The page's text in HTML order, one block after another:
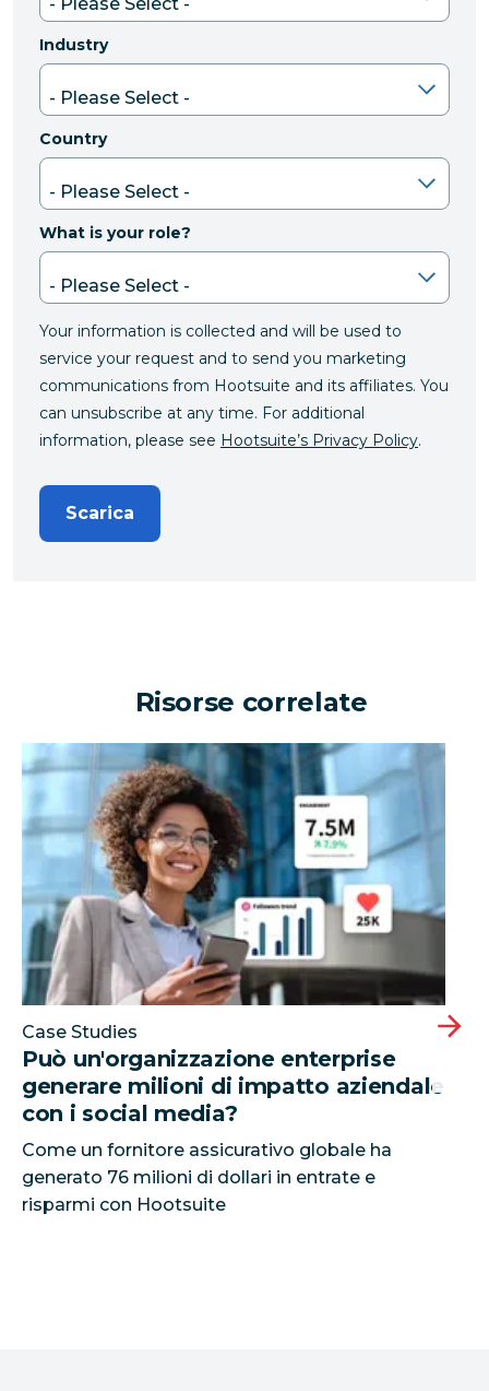
Industry
Country
What is your role?
Your information is collected and will be used to
service your request and to send you marketing
communications from Hootsuite and its affiliates. You
can unsubscribe at any time. For additional
information, please see Hootsuite’s Privacy Policy.
Scarica
Risorse correlate
Può un'organizzazione enterprise generare milioni
Case Studies
Può un'organizzazione enterprise
generare milioni di impatto aziendale
con i social media?
Come un fornitore assicurativo globale ha
generato 76 milioni di dollari in entrate e
risparmi con Hootsuite